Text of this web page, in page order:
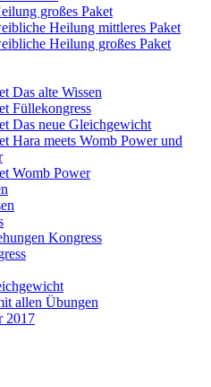
großes Paket
Heilung mittleres Paket
Heilung großes Paket
Das alte Wissen
Füllekongress
Das neue Gleichgewicht
Hara meets Womb Power und
Womb Power
Kongress
allen Übungen
2017